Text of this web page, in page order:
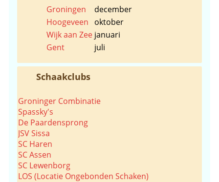
Groningen
december
Hoogeveen
oktober
Wijk aan Zee januari
Gent
juli
Schaakclubs
Groninger Combinatie
Spassky's
De Paardensprong
JSV Sissa
SC Haren
SC Assen
SC Lewenborg
LOS (Locatie Ongebonden Schaken)